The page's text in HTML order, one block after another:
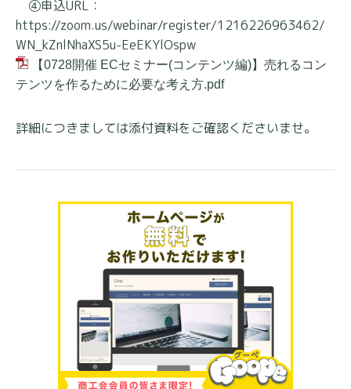
④申込URL：
https://zoom.us/webinar/register/1216226963462/
WN_kZnlNhaXS5u-EeEKYlOspw
【0728開催 ECセミナー(コンテンツ編)】売れるコン
テンツを作るために必要な考え方.pdf
詳細につきましては添付資料をご確認くださいませ。